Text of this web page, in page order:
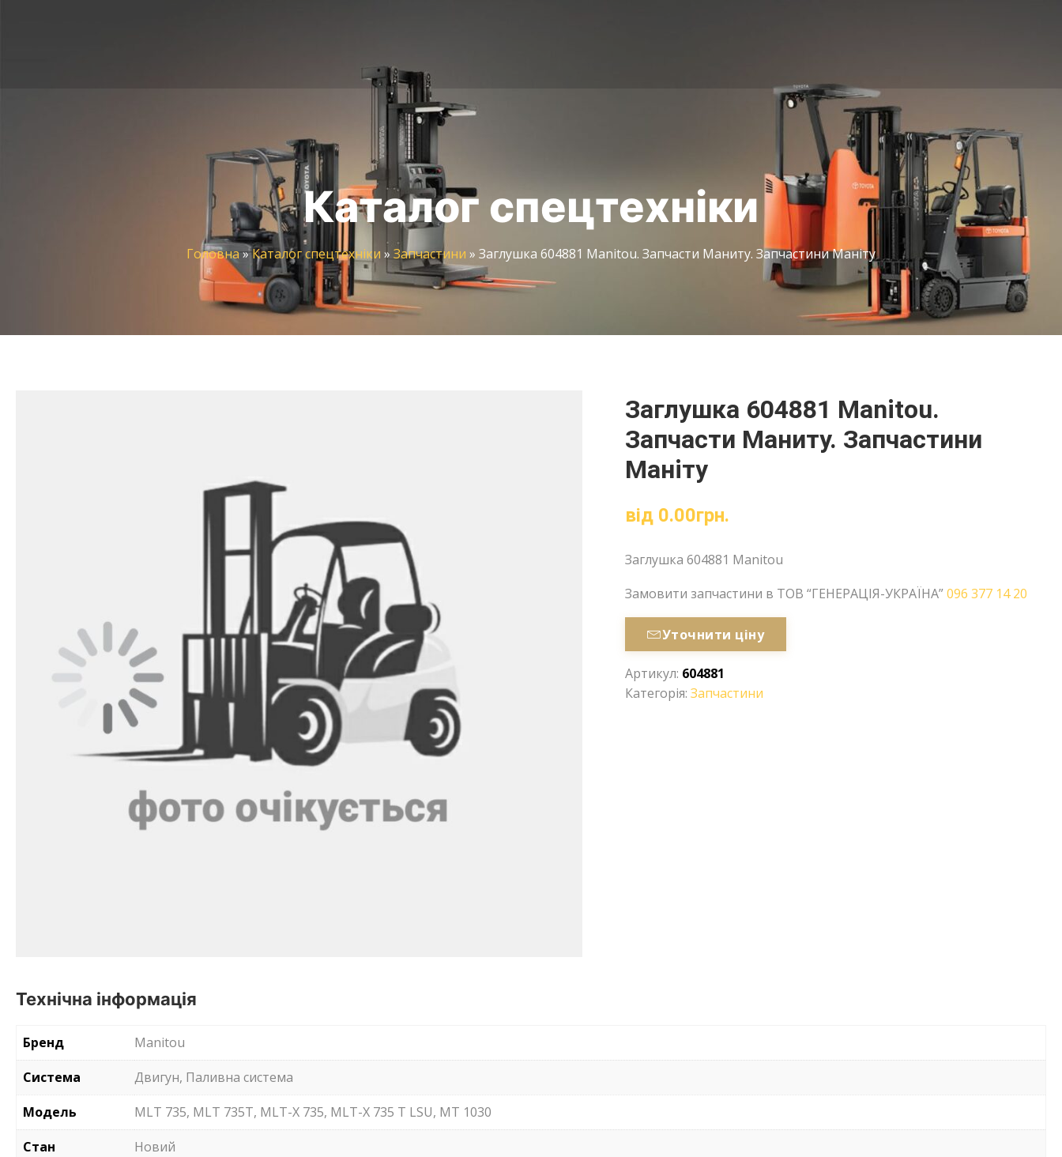
Каталог спецтехніки
Головна»Каталог спецтехніки » Запчастини » Заглушка 604881 Manitou. Запчасти Маниту. Запчастини Маніту
Заглушка 604881 Manitou.
Запчасти Маниту. Запчастини
Маніту
від 0.00грн.
Заглушка 604881 Manitou
Замовити запчастини в ТОВ “ГЕНЕРАЦІЯ-УКРАЇНА”096 377 14 20
Уточнити ціну
Артикул: 604881
Категорія:Запчастини
Технічна інформація
Бренд
Manitou
Система
Двигун, Паливна система
Модель
MLT 735, MLT 735T, MLT-X 735, MLT-X 735 T LSU, MT 1030
Стан
Новий